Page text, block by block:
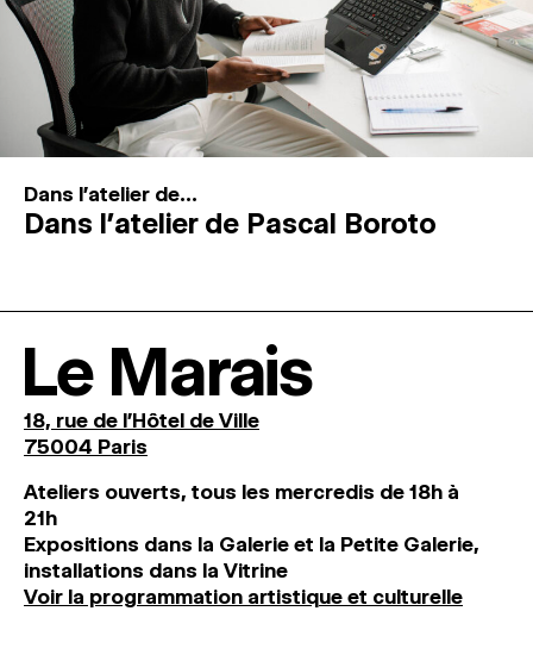
Dans l'atelier de...
Dans l’atelier de Pascal Boroto
Le Marais
18, rue de l'Hôtel de Ville
75004 Paris
Ateliers ouverts, tous les mercredis de 18h à
21h
Expositions dans la Galerie et la Petite Galerie,
installations dans la Vitrine
Voir la programmation artistique et culturelle